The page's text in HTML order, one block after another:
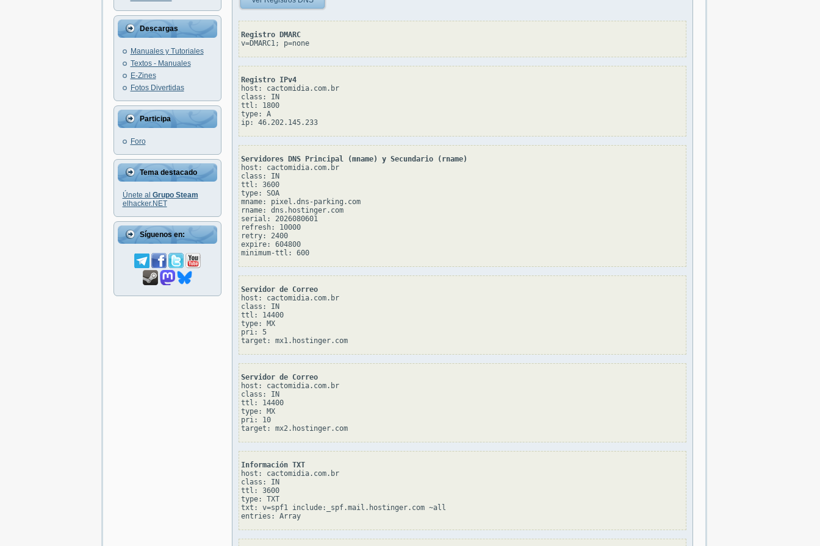
Descargas
Manuales y Tutoriales
Textos - Manuales
E-Zines
Fotos Divertidas
Participa
Foro
Tema destacado
Únete al Grupo Steam
elhacker.NET
Síguenos en:
Registro DMARC
v=DMARC1; p=none
Registro IPv4
host: cactomidia.com.br
class: IN
ttl: 1800
type: A
ip: 46.202.145.233
Servidores DNS Principal (mname) y Secundario (rname)
host: cactomidia.com.br
class: IN
ttl: 3600
type: SOA
mname: pixel.dns-parking.com
rname: dns.hostinger.com
serial: 2026080601
refresh: 10000
retry: 2400
expire: 604800
minimum-ttl: 600
Servidor de Correo
host: cactomidia.com.br
class: IN
ttl: 14400
type: MX
pri: 5
target: mx1.hostinger.com
Servidor de Correo
host: cactomidia.com.br
class: IN
ttl: 14400
type: MX
pri: 10
target: mx2.hostinger.com
Información TXT
host: cactomidia.com.br
class: IN
ttl: 3600
type: TXT
txt: v=spf1 include:_spf.mail.hostinger.com ~all
entries: Array